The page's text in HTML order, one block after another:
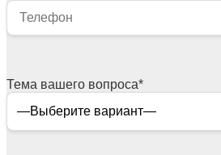
Тема вашего вопроса*